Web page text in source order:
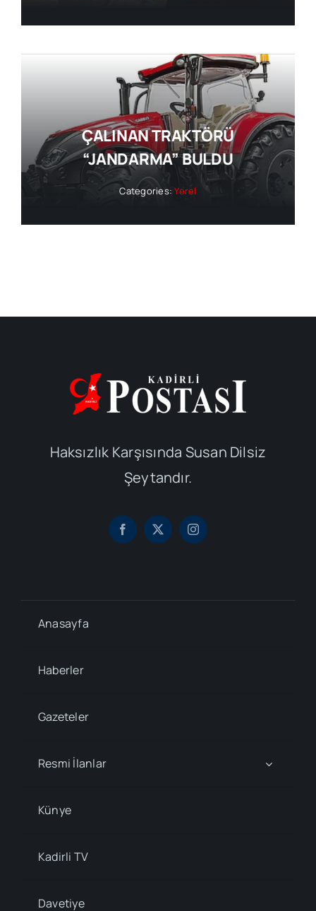
ÇALINAN TRAKTÖRÜ
“JANDARMA” BULDU
Categories:Yerel
Haksızlık Karşısında Susan Dilsiz
Şeytandır.
Anasayfa
Haberler
Gazeteler
Resmi İlanlar
Künye
Kadirli TV
Davetiye